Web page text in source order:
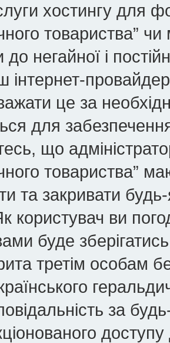
хостингу для
товариства”
до негайної і
інтернет-
це за
для
що
товариства”
та закривати
користувач ви
буде
третім особам
за
доступу